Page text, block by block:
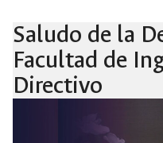
Saludo de la
Facultad de
Directivo